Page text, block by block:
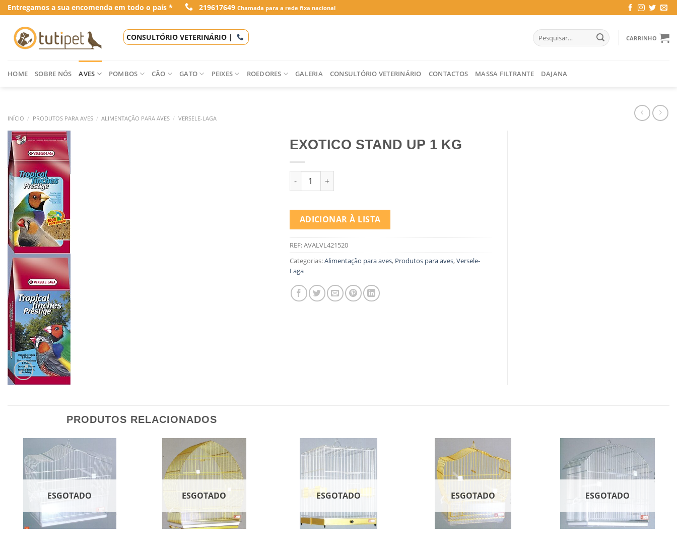
Skip
to
content
Entregamos a sua encomenda em todo o país * 219617649 Chamada para a rede fixa nacional
CONSULTÓRIO VETERINÁRIO |
Pesquisar
por:
CARRINHO
HOME SOBRE NÓS AVES POMBOS CÃO GATO PEIXES ROEDORES GALERIA CONSULTÓRIO VETERINÁRIO CONTACTOS MASSA FILTRANTE DAJANA
INÍCIO / PRODUTOS PARA AVES / ALIMENTAÇÃO PARA AVES / VERSELE-LAGA
EXOTICO STAND UP 1 KG
Quantidade de EXOTICO STAND UP 1 KG
ADICIONAR À LISTA
REF:AVALVL421520
Categorias:Alimentação para aves, Produtos para aves,Versele-
Laga
PRODUTOS RELACIONADOS
ESGOTADO ESGOTADO ESGOTADO ESGOTADO ESGOTADO